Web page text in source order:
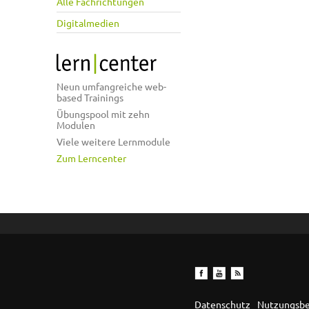
Digitalmedien
Neun umfangreiche web-
based Trainings
Übungspool mit zehn
Modulen
Viele weitere Lernmodule
Zum Lerncenter
Datenschutz